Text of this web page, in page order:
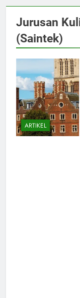
Jurusan
(Saintek)
ARTIKEL